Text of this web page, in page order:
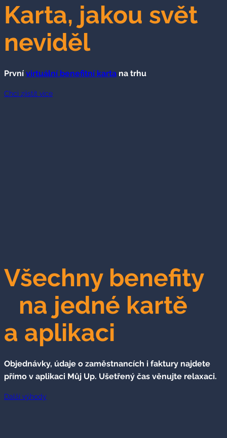
Karta, jakou svět
neviděl
První virtuální benefitní karta na trhu
Chci zjistit více
Všechny benefity
na jedné kartě
a aplikaci
Objednávky, údaje o zaměstnancích i faktury najdete
přímo v aplikaci Můj Up. Ušetřený čas věnujte relaxaci.
Další výhody